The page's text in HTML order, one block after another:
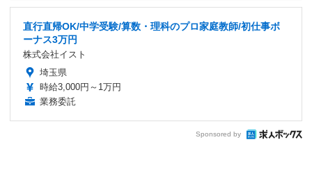
直行直帰OK/中学受験/算数・理科のプロ家庭教師/初仕事ボ
ーナス3万円
株式会社イスト
埼玉県
時給3,000円～1万円
業務委託
Sponsored by